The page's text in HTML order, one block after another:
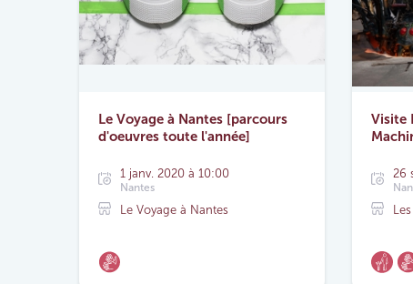
Le Voyage à Nantes [parcours
d'oeuvres toute l'année]
1 janv. 2020 à 10:00
Nantes
Le Voyage à Nantes
Visite
26